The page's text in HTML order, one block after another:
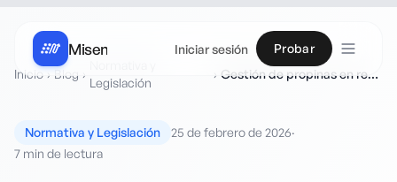
Misen Iniciar sesión
Probar
Inicio › Blog ›
Legislación
› Gestión de propinas en restaurantes y el sistema Verifactu en 2026
Normativa y Legislación 25 de febrero de 2026·
7 min de lectura